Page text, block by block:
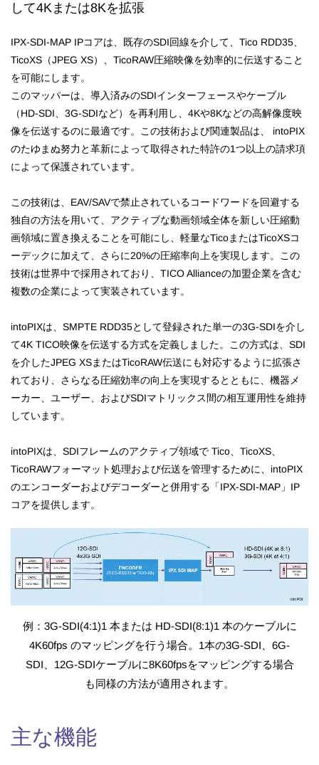
して4Kまたは8Kを拡張
IPX-SDI-MAP IPコアは、既存のSDI回線を介して、Tico RDD35、
TicoXS（JPEG XS）、TicoRAW圧縮映像を効率的に伝送すること
を可能にします。
このマッパーは、導入済みのSDIインターフェースやケーブル
（HD-SDI、3G-SDIなど）を再利用し、4Kや8Kなどの高解像度映
像を伝送するのに最適です。
この技術および関連製品は
intoPIX
のたゆまぬ努力と革新によって取得された特許の1つ以上の請求項
によって保護されています。
この技術は、EAV/SAVで禁止されているコードワードを回避する
独自の方法を用いて、アクティブな動画領域全体を新しい圧縮動
画領域に置き換えることを可能にし、軽量なTicoまたはTicoXSコ
ーデックに加えて、さらに20%の圧縮率向上を実現します。この
技術は世界中で採用されており、TICO Allianceの加盟企業を含む
複数の企業によって実装されています。
intoPIXは、SMPTE RDD35として登録された単一の3G-SDIを介し
て4K TICO映像を伝送する方式を定義しました。この方式は、SDI
を介したJPEG XSまたはTicoRAW伝送にも対応するように拡張さ
れており、さらなる圧縮効率の向上を実現するとともに、機器メ
ーカー、ユーザー、およびSDIマトリックス間の相互運用性を維持
しています。
intoPIXは、SDIフレームのアクティブ領域で Tico、TicoXS、
TicoRAWフォーマット処理および伝送を管理するために、intoPIX
のエンコーダーおよびデコーダーと併用する「IPX-SDI-MAP」IP
コアを提供します。
例：3G-SDI(4:1)1 本または HD-SDI(8:1)1 本のケーブルに
4K60fps のマッピングを行う場合。1本の3G-SDI、6G-
SDI、12G-SDIケーブルに8K60fpsをマッピングする場合
も同様の方法が適用されます。
主な機能